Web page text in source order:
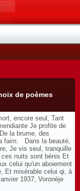
de poèmes
encore seul, Tant
Je profite de
la brume, des
faim. Dans la beauté,
Je vis seul, tranquille
nuits sont bénis Et
celui qu'un aboiement
Et misérable celui qi, à
1937, Voronèje